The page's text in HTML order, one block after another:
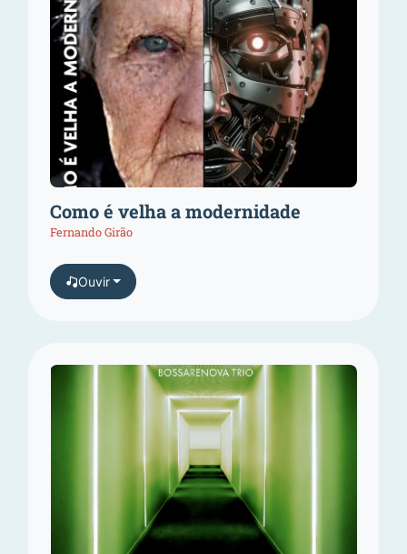
Como é velha a modernidade
Fernando Girão
Ouvir